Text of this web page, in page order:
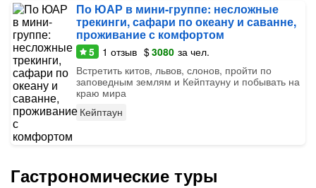
По ЮАР в мини-группе: несложные
трекинги, сафари по океану и саванне,
проживание с комфортом
5 1 отзыв $3080 за чел.
Встретить китов, львов, слонов, пройти по
заповедным землям и Кейптауну и побывать на
краю мира
Кейптаун
Гастрономические туры